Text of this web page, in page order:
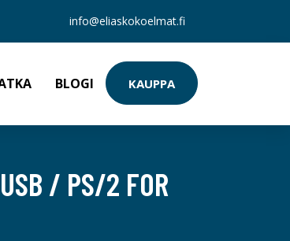
info@eliaskokoelmat.fi
BLOGI KAUPPA
/ PS/2 FOR